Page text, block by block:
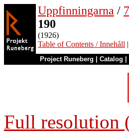
Uppfinningarna /
190
(1926)
Table of Contents / Innehåll |
Project Runeberg Catalog
Full resolution